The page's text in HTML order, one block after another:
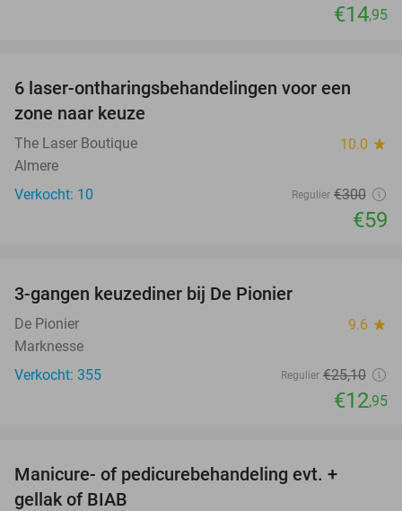
€14,95
80%
6 laser-ontharingsbehandelingen voor een
zone naar keuze
The Laser Boutique 10.0 star
Almere
Verkocht: 10
Regulier €300
€59
3-gangen keuzediner bij De Pionier
De Pionier 9.6 star
Marknesse
Verkocht: 355
Regulier €25,10
€12,95
Manicure- of pedicurebehandeling evt. +
gellak of BIAB